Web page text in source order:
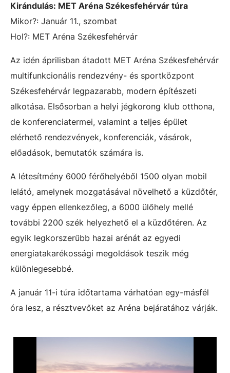
Kirándulás: MET Aréna Székesfehérvár túra
Mikor?: Január 11., szombat
Hol?: MET Aréna Székesfehérvár
Az idén áprilisban átadott MET Aréna Székesfehérvár
multifunkcionális rendezvény- és sportközpont
Székesfehérvár legpazarabb, modern építészeti
alkotása. Elsősorban a helyi jégkorong klub otthona,
de konferenciatermei, valamint a teljes épület
elérhető rendezvények, konferenciák, vásárok,
előadások, bemutatók számára is.
A létesítmény 6000 férőhelyéből 1500 olyan mobil
lelátó, amelynek mozgatásával növelhető a küzdőtér,
vagy éppen ellenkezőleg, a 6000 ülőhely mellé
további 2200 szék helyezhető el a küzdőtéren. Az
egyik legkorszerűbb hazai arénát az egyedi
energiatakarékossági megoldások teszik még
különlegesebbé.
A január 11-i túra időtartama várhatóan egy-másfél
óra lesz, a résztvevőket az Aréna bejáratához várják.